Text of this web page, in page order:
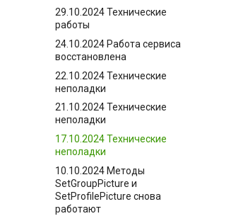
29.10.2024 Технические
работы
24.10.2024 Работа сервиса
восстановлена
22.10.2024 Технические
неполадки
21.10.2024 Технические
неполадки
17.10.2024 Технические
неполадки
10.10.2024 Методы
SetGroupPicture и
SetProfilePicture снова
работают